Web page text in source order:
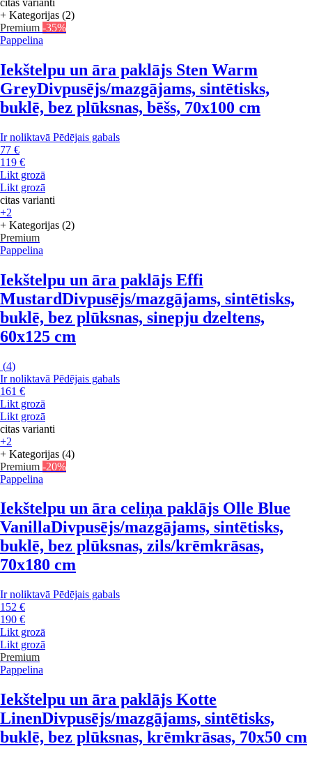
citas varianti
+ Kategorijas (2)
Premium -35%
Pappelina
Iekštelpu un āra paklājs Sten Warm
GreyDivpusējs/mazgājams, sintētisks,
buklē, bez plūksnas, bēšs, 70x100 cm
Ir noliktavā Pēdējais gabals
77 €
119 €
Likt grozā
Likt grozā
citas varianti
+2
+ Kategorijas (2)
Premium
Pappelina
Iekštelpu un āra paklājs Effi
MustardDivpusējs/mazgājams, sintētisks,
buklē, bez plūksnas, sinepju dzeltens,
60x125 cm
(4)
Ir noliktavā Pēdējais gabals
161 €
Likt grozā
Likt grozā
citas varianti
+2
+ Kategorijas (4)
Premium -20%
Pappelina
Iekštelpu un āra celiņa paklājs Olle Blue
VanillaDivpusējs/mazgājams, sintētisks,
buklē, bez plūksnas, zils/krēmkrāsas,
70x180 cm
Ir noliktavā Pēdējais gabals
152 €
190 €
Likt grozā
Likt grozā
Premium
Pappelina
Iekštelpu un āra paklājs Kotte
LinenDivpusējs/mazgājams, sintētisks,
buklē, bez plūksnas, krēmkrāsas, 70x50 cm